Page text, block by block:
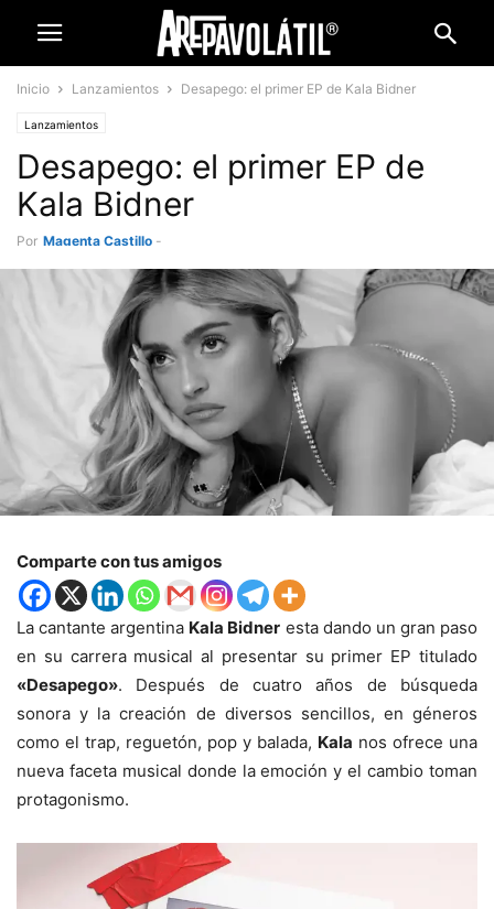
Inicio Lanzamientos Desapego: el primer EP de Kala Bidner
Lanzamientos
Desapego: el primer EP de
Kala Bidner
Por Magenta Castillo -
Comparte con tus amigos
La cantante argentina Kala Bidner esta dando un gran paso
en su carrera musical al presentar su primer EP titulado
«Desapego». Después de cuatro años de búsqueda
sonora y la creación de diversos sencillos, en géneros
como el trap, reguetón, pop y balada, Kala nos ofrece una
nueva faceta musical donde la emoción y el cambio toman
protagonismo.